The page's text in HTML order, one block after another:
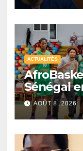
ACTUALITÉS
Sénégal
quarts de
AOÛT 8, 2026